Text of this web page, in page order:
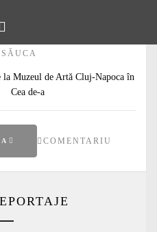
Muzeul de Artă Cluj-Napoca în
de-a
COMENTARIU